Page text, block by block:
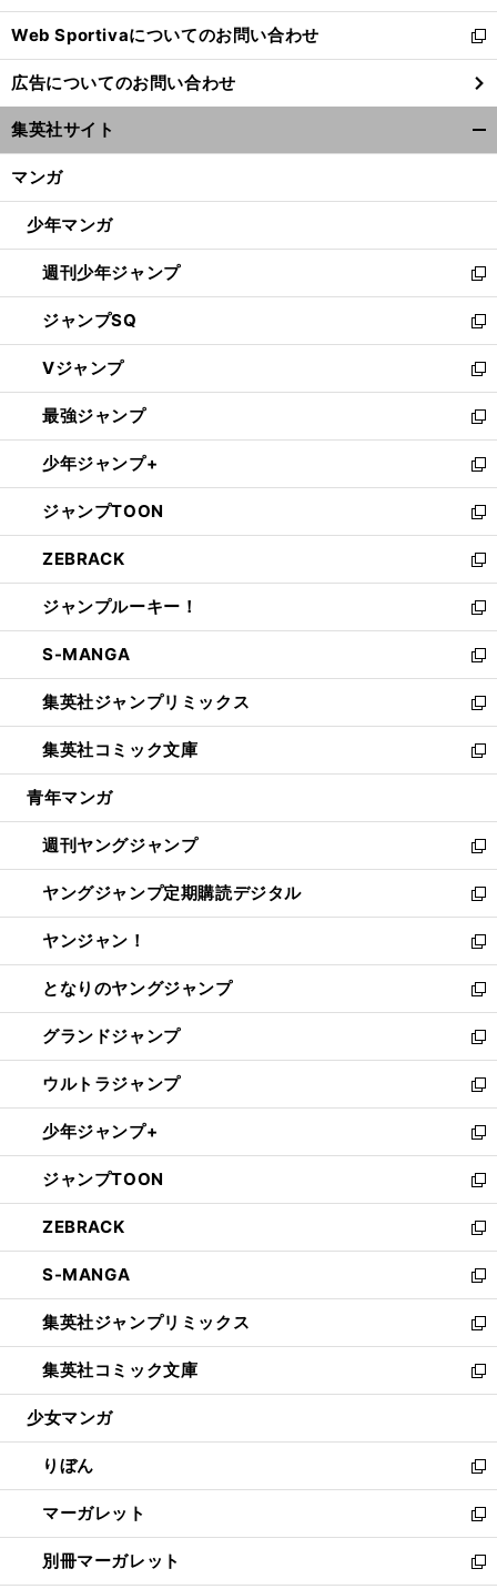
開
く
Web Sportivaについてのお問い合わせ
新
し
い
ウ
ィ
ン
ウ
開
く
広告についてのお問い合わせ
集英社サイト
マンガ
少年マンガ
週刊少年ジャンプ
新
し
い
ウ
ィ
ン
ド
ウ
で
開
く
ジャンプSQ
新
し
い
ウ
ィ
ン
ド
ウ
で
開
く
Vジャンプ
新
し
い
ウ
ィ
ン
ド
ウ
で
開
く
最強ジャンプ
新
し
い
ウ
ィ
ン
ド
ウ
で
開
く
少年ジャンプ+
新
し
い
ウ
ィ
ン
ド
ウ
で
開
く
ジャンプTOON
新
し
い
ウ
ィ
ン
ド
ウ
で
開
く
ZEBRACK
新
し
い
ウ
ィ
ン
ド
ウ
で
開
ジャンプルーキー！
新
し
い
ウ
ィ
ン
ド
ウ
開
く
S-MANGA
新
し
い
ウ
ィ
ン
ウ
で
開
く
集英社ジャンプリミックス
新
し
い
ウ
ン
ド
ウ
で
開
く
集英社コミック文庫
新
し
ウ
ィ
ン
ド
ウ
で
開
く
青年マンガ
週刊ヤングジャンプ
新
し
い
ウ
ィ
ン
ド
ウ
で
開
く
ヤングジャンプ定期購読デジタル
新
し
い
ウ
ィ
ン
ド
ウ
で
開
く
ヤンジャン！
新
し
い
ウ
ィ
ン
ド
ウ
で
開
く
となりのヤングジャンプ
新
し
い
ウ
ィ
ン
ド
ウ
で
開
く
グランドジャンプ
新
し
い
ウ
ィ
ン
ド
ウ
で
開
く
ウルトラジャンプ
新
し
い
ウ
ィ
ン
ド
ウ
で
開
く
少年ジャンプ+
新
し
い
ウ
ィ
ン
ド
ウ
で
開
く
ジャンプTOON
新
し
い
ウ
ィ
ン
ド
ウ
で
開
ZEBRACK
新
し
い
ウ
ィ
ン
ド
ウ
開
く
S-MANGA
新
し
い
ウ
ィ
ン
ウ
で
開
く
集英社ジャンプリミックス
新
し
い
ウ
ン
ド
ウ
で
開
く
集英社コミック文庫
新
し
ウ
ィ
ン
ド
ウ
で
開
少女マンガ
りぼん
新
し
い
ウ
ィ
マーガレット
新
し
い
別冊マーガレット
新